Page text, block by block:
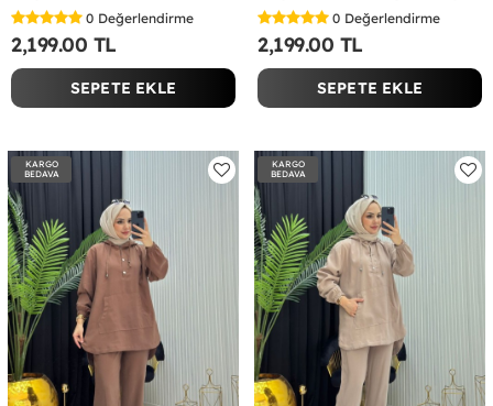
0 Değerlendirme
2,199.00 TL
SEPETE EKLE
0 Değerlendirme
2,199.00 TL
SEPETE EKLE
KARGO
BEDAVA
KARGO
BEDAVA